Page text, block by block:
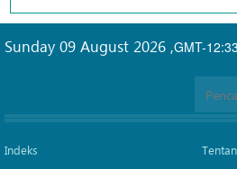
GMT-
Sunday 09 August 2026 ,
Indeks